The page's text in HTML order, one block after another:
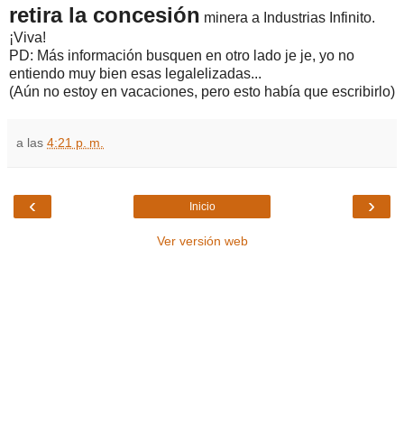
retira la concesión minera a Industrias Infinito.
¡Viva!
PD: Más información busquen en otro lado je je, yo no
entiendo muy bien esas legalelizadas...
(Aún no estoy en vacaciones, pero esto había que escribirlo)
a las 4:21 p. m.
‹ ›
Inicio
Ver versión web